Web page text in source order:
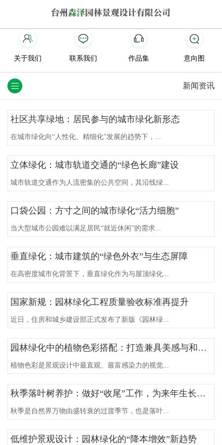
关于我们 联系我们 作品集 意向图
新闻资讯
社区共享绿地：居民参与的城市绿化新形态
在城市绿化向“人性化、精细化”发展的趋势下，...
立体绿化：城市轨道交通的“绿色长廊”建设
城市轨道交通作为人流密集的公共空间，其沿线绿...
口袋公园：方寸之间的城市绿化“活力细胞”
当大型城市公园难以满足居民“就近休闲”的需求...
垂直绿化：城市建筑的“绿色外衣”与生态屏障
在高密度城市化背景下，垂直绿化作为与屋顶绿化...
国家新规：园林绿化工程质量验收标准再提升
近日，住房和城乡建设部正式发布了新版《园林绿...
园林绿化中的植物色彩搭配：打造兼具美感与和谐的景观
植物色彩是景观设计中最直观、最富感染力的视觉...
秋季落叶树养护：做好“收尾”工作，为来年生长蓄力
秋季是自然界万物由盛转衰的过渡季节，也是落叶...
低维护景观设计：园林绿化的“降本增效”新趋势